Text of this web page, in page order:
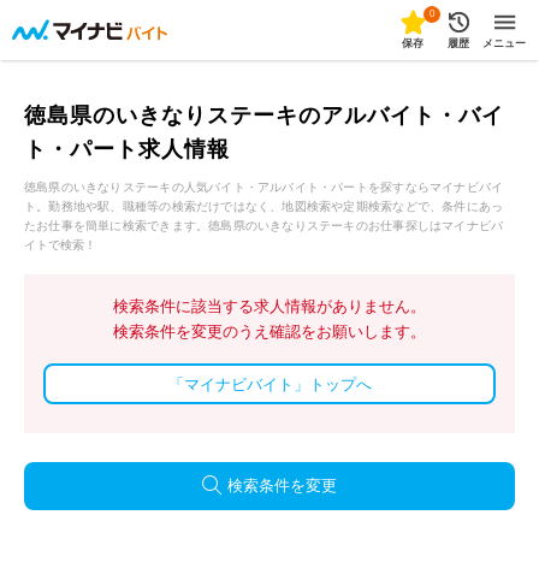
0
保存 履歴 メニュー
徳島県のいきなりステーキのアルバイト・バイ
ト・パート求人情報
徳島県のいきなりステーキの人気バイト・アルバイト・パートを探すならマイナビバイ
ト。勤務地や駅、職種等の検索だけではなく、地図検索や定期検索などで、条件にあっ
たお仕事を簡単に検索できます。徳島県のいきなりステーキのお仕事探しはマイナビバ
イトで検索！
検索条件に該当する求人情報がありません。
検索条件を変更のうえ確認をお願いします。
「マイナビバイト」トップへ
検索条件を変更